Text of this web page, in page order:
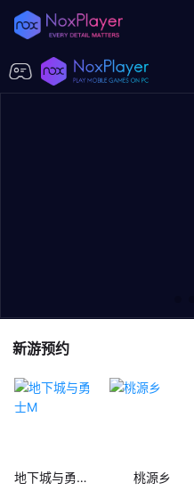
新游预约
地下城与勇士M 桃源乡